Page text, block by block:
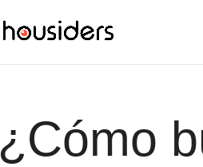
¿Cómo